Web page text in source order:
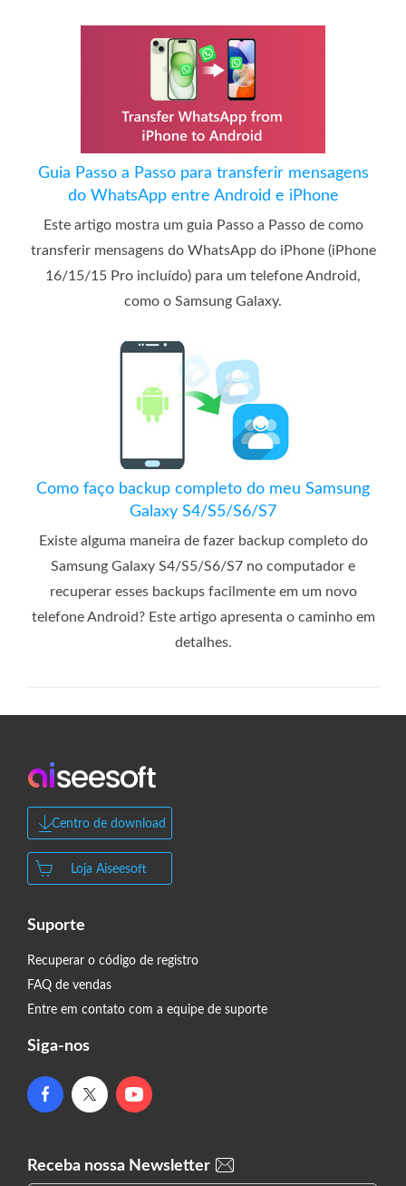
Guia Passo a Passo para transferir mensagens
do WhatsApp entre Android e iPhone
Este artigo mostra um guia Passo a Passo de como
transferir mensagens do WhatsApp do iPhone (iPhone
16/15/15 Pro incluído) para um telefone Android,
como o Samsung Galaxy.
Como faço backup completo do meu Samsung
Galaxy S4/S5/S6/S7
Existe alguma maneira de fazer backup completo do
Samsung Galaxy S4/S5/S6/S7 no computador e
recuperar esses backups facilmente em um novo
telefone Android? Este artigo apresenta o caminho em
detalhes.
Centro de download
Loja Aiseesoft
Suporte
Recuperar o código de registro
FAQ de vendas
Entre em contato com a equipe de suporte
Siga-nos
Receba nossa Newsletter